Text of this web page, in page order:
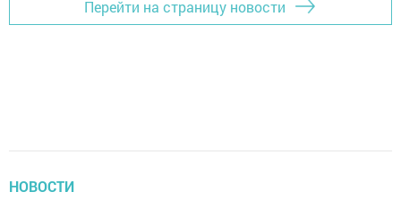
Перейти на страницу новости
НОВОСТИ